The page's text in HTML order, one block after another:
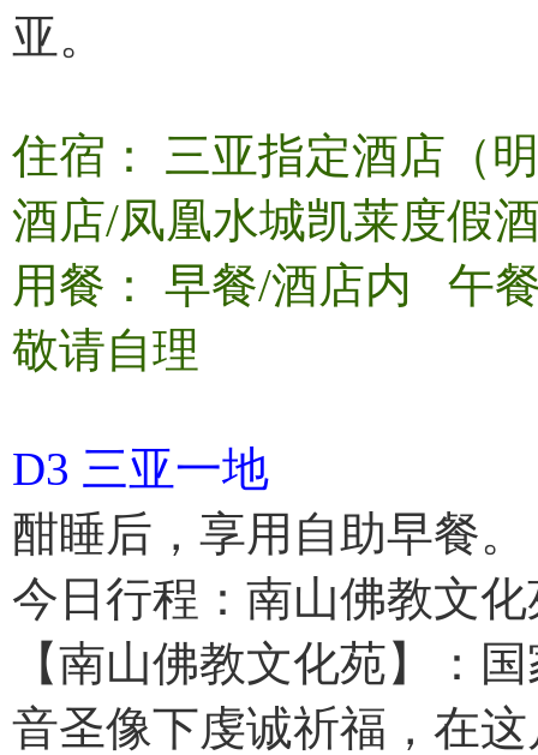
亚。
住宿： 三亚指定酒店（
酒店/凤凰水城凯莱度假
用餐： 早餐/酒店内
敬请自理
D3 三亚一地
酣睡后，享用自助早餐。
今日行程：南山佛教文
【南山佛教文化苑】：
音圣像下虔诚祈福，在